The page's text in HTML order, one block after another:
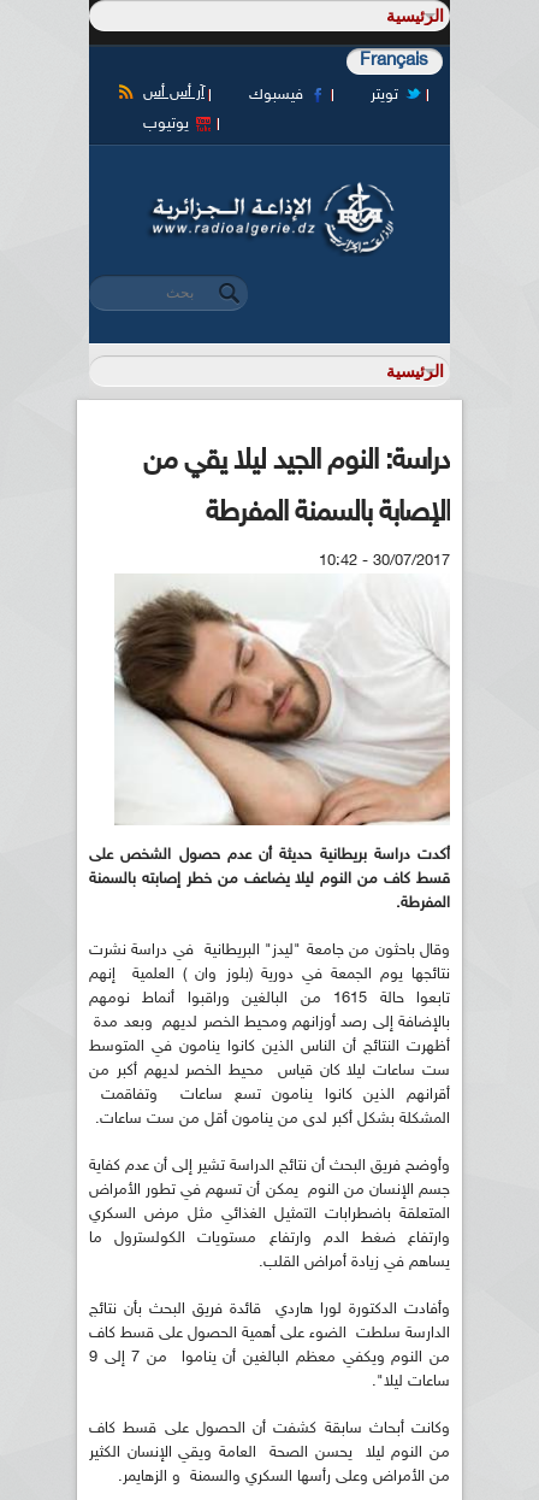
Français
آر أس أس فيسبوك
تويتر
يوتيوب
استمارة البحث
‏بحث ‏
دراسة: النوم الجيد ليلا يقي من
الإصابة بالسمنة المفرطة
30/07/2017 - 10:42
أكدت دراسة بريطانية حديثة أن عدم حصول الشخص على
قسط كاف من النوم ليلا يضاعف من خطر إصابته بالسمنة
المفرطة.
وقال باحثون من جامعة "ليدز" البريطانية في دراسة نشرت
نتائجها يوم الجمعة في دورية (بلوز وان ) العلمية إنهم
تابعوا حالة 1615 من البالغين وراقبوا أنماط نومهم
بالإضافة إلى رصد أوزانهم ومحيط الخصر لديهم وبعد مدة
أظهرت النتائج أن الناس الذين كانوا ينامون في المتوسط
ست ساعات ليلا كان قياس محيط الخصر لديهم أكبر من
أقرانهم الذين كانوا ينامون تسع ساعات وتفاقمت
المشكلة بشكل أكبر لدى من ينامون أقل من ست ساعات.
وأوضح فريق البحث أن نتائج الدراسة تشير إلى أن عدم كفاية
جسم الإنسان من النوم يمكن أن تسهم في تطور الأمراض
المتعلقة باضطرابات التمثيل الغذائي مثل مرض السكري
وارتفاع ضغط الدم وارتفاع مستويات الكولسترول ما
يساهم في زيادة أمراض القلب.
وأفادت الدكتورة لورا هاردي قائدة فريق البحث بأن نتائج
الدارسة سلطت الضوء على أهمية الحصول على قسط كاف
من النوم ويكفي معظم البالغين أن يناموا من 7 إلى 9
ساعات ليلا".
وكانت أبحاث سابقة كشفت أن الحصول على قسط كاف
من النوم ليلا يحسن الصحة العامة ويقي الإنسان الكثير
من الأمراض وعلى رأسها السكري والسمنة و الزهايمر.